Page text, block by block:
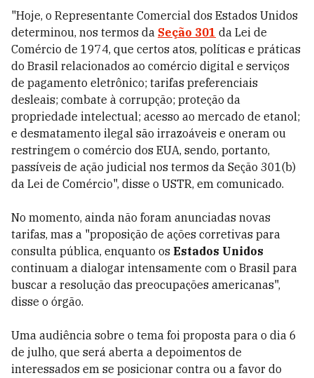
"Hoje, o Representante Comercial dos Estados Unidos
determinou, nos termos da Seção 301 da Lei de
Comércio de 1974, que certos atos, políticas e práticas
do Brasil relacionados ao comércio digital e serviços
de pagamento eletrônico; tarifas preferenciais
desleais; combate à corrupção; proteção da
propriedade intelectual; acesso ao mercado de etanol;
e desmatamento ilegal são irrazoáveis ​​e oneram ou
restringem o comércio dos EUA, sendo, portanto,
passíveis de ação judicial nos termos da Seção 301(b)
da Lei de Comércio", disse o USTR, em comunicado.
No momento, ainda não foram anunciadas novas
tarifas, mas a "proposição de ações corretivas para
consulta pública, enquanto os Estados Unidos
continuam a dialogar intensamente com o Brasil para
buscar a resolução das preocupações americanas",
disse o órgão.
Uma audiência sobre o tema foi proposta para o dia 6
de julho, que será aberta a depoimentos de
interessados em se posicionar contra ou a favor do